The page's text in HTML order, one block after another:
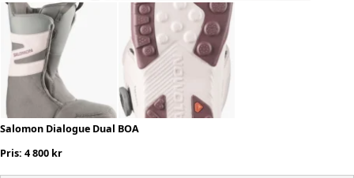
Salomon Dialogue Dual BOA
Pris: 4 800 kr